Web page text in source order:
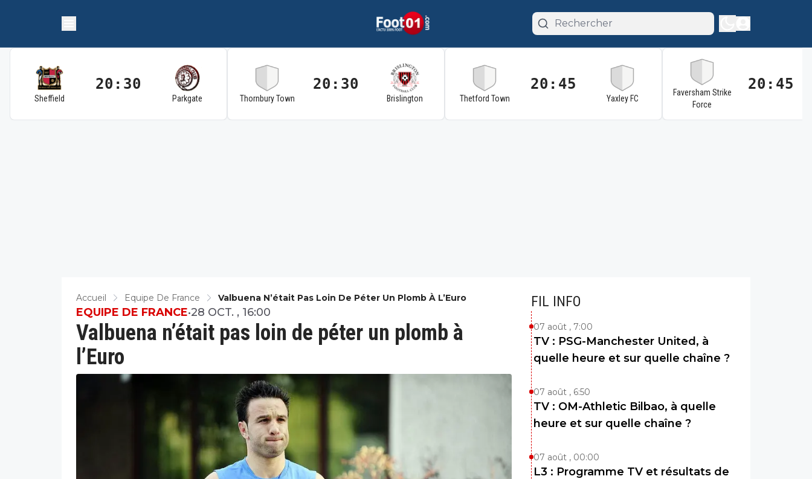
Sheffield
20:30
Parkgate Thornbury Town
20:30
Brislington Thetford Town
20:45
Yaxley FC
Faversham Strike
Force
20:45
Accueil Equipe De France Valbuena N’était Pas Loin De Péter Un Plomb À L’Euro
Valbuena n’était pas loin de péter un plomb à
l’Euro
EQUIPE DE FRANCE•28 OCT. , 16:00
FIL INFO
07 août , 7:00
TV : PSG-Manchester United, à
quelle heure et sur quelle chaîne ?
07 août , 6:50
TV : OM-Athletic Bilbao, à quelle
heure et sur quelle chaîne ?
07 août , 00:00
L3 : Programme TV et résultats de